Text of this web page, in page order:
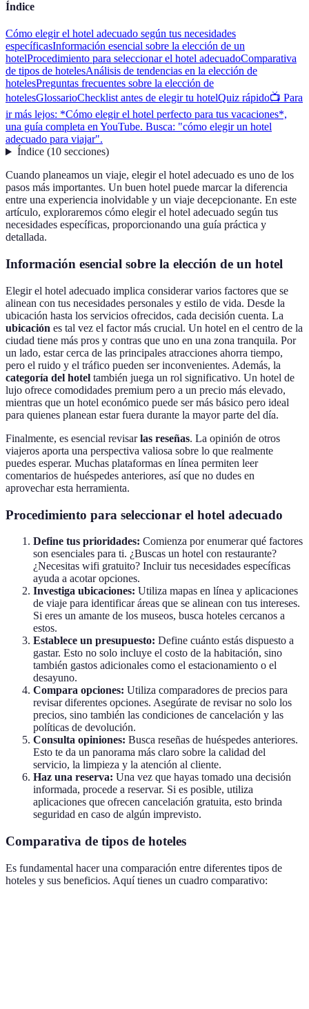
Índice
Cómo elegir el hotel adecuado según tus necesidades
específicasInformación esencial sobre la elección de un
hotelProcedimiento para seleccionar el hotel adecuadoComparativa
de tipos de hotelesAnálisis de tendencias en la elección de
hotelesPreguntas frecuentes sobre la elección de
hotelesGlossarioChecklist antes de elegir tu hotelQuiz rápido📺 Para
ir más lejos: *Cómo elegir el hotel perfecto para tus vacaciones*,
una guía completa en YouTube. Busca: "cómo elegir un hotel
adecuado para viajar".
Índice(10 secciones)
Cuando planeamos un viaje, elegir el hotel adecuado es uno de los
pasos más importantes. Un buen hotel puede marcar la diferencia
entre una experiencia inolvidable y un viaje decepcionante. En este
artículo, exploraremos cómo elegir el hotel adecuado según tus
necesidades específicas, proporcionando una guía práctica y
detallada.
Información esencial sobre la elección de un hotel
Elegir el hotel adecuado implica considerar varios factores que se
alinean con tus necesidades personales y estilo de vida. Desde la
ubicación hasta los servicios ofrecidos, cada decisión cuenta. La
ubicación es tal vez el factor más crucial. Un hotel en el centro de la
ciudad tiene más pros y contras que uno en una zona tranquila. Por
un lado, estar cerca de las principales atracciones ahorra tiempo,
pero el ruido y el tráfico pueden ser inconvenientes. Además, la
categoría del hotel también juega un rol significativo. Un hotel de
lujo ofrece comodidades premium pero a un precio más elevado,
mientras que un hotel económico puede ser más básico pero ideal
para quienes planean estar fuera durante la mayor parte del día.
Finalmente, es esencial revisarlas reseñas. La opinión de otros
viajeros aporta una perspectiva valiosa sobre lo que realmente
puedes esperar. Muchas plataformas en línea permiten leer
comentarios de huéspedes anteriores, así que no dudes en
aprovechar esta herramienta.
Procedimiento para seleccionar el hotel adecuado
Define tus prioridades: Comienza por enumerar qué factores
son esenciales para ti. ¿Buscas un hotel con restaurante?
¿Necesitas wifi gratuito? Incluir tus necesidades específicas
ayuda a acotar opciones.
Investiga ubicaciones: Utiliza mapas en línea y aplicaciones
de viaje para identificar áreas que se alinean con tus intereses.
Si eres un amante de los museos, busca hoteles cercanos a
estos.
Establece un presupuesto: Define cuánto estás dispuesto a
gastar. Esto no solo incluye el costo de la habitación, sino
también gastos adicionales como el estacionamiento o el
desayuno.
Compara opciones: Utiliza comparadores de precios para
revisar diferentes opciones. Asegúrate de revisar no solo los
precios, sino también las condiciones de cancelación y las
políticas de devolución.
Consulta opiniones: Busca reseñas de huéspedes anteriores.
Esto te da un panorama más claro sobre la calidad del
servicio, la limpieza y la atención al cliente.
Haz una reserva: Una vez que hayas tomado una decisión
informada, procede a reservar. Si es posible, utiliza
aplicaciones que ofrecen cancelación gratuita, esto brinda
seguridad en caso de algún imprevisto.
Comparativa de tipos de hoteles
Es fundamental hacer una comparación entre diferentes tipos de
hoteles y sus beneficios. Aquí tienes un cuadro comparativo: